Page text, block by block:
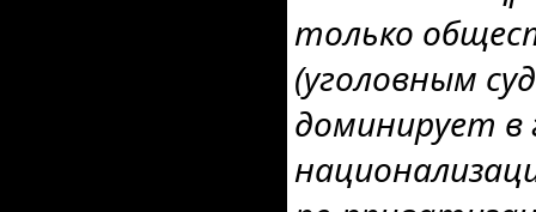
только
(уголовным
доминирует в